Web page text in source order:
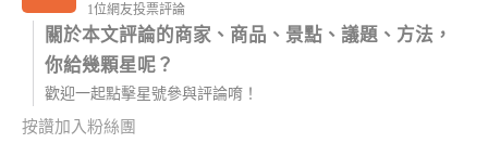
1位網友投票評論
關於本文評論的商家、商品、景點、議題、方法，
你給幾顆星呢？
歡迎一起點擊星號參與評論唷！
按讚加入粉絲團